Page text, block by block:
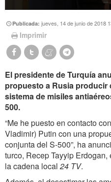
Publicada:jueves, 14 de junio de 2018
Imprimir
El presidente de Turquía
propuesto a Rusia producir
sistema de misiles
500.
“Me he puesto en contacto
Vladimir) Putin con una
conjunta del S-500”, ha
turco, Recep Tayyip
la cadena local 24 TV.